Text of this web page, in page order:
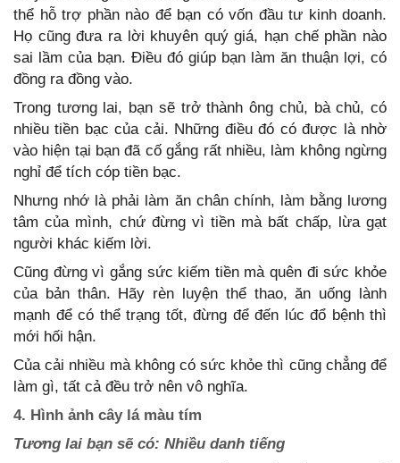
thể hỗ trợ phần nào để bạn có vốn đầu tư kinh doanh.
Họ cũng đưa ra lời khuyên quý giá, hạn chế phần nào
sai lầm của bạn. Điều đó giúp bạn làm ăn thuận lợi, có
đồng ra đồng vào.
Trong tương lai, bạn sẽ trở thành ông chủ, bà chủ, có
nhiều tiền bạc của cải. Những điều đó có được là nhờ
vào hiện tại bạn đã cố gắng rất nhiều, làm không ngừng
nghỉ để tích cóp tiền bạc.
Nhưng nhớ là phải làm ăn chân chính, làm bằng lương
tâm của mình, chứ đừng vì tiền mà bất chấp, lừa gạt
người khác kiếm lời.
Cũng đừng vì gắng sức kiếm tiền mà quên đi sức khỏe
của bản thân. Hãy rèn luyện thể thao, ăn uống lành
mạnh để có thể trạng tốt, đừng để đến lúc đổ bệnh thì
mới hối hận.
Của cải nhiều mà không có sức khỏe thì cũng chẳng để
làm gì, tất cả đều trở nên vô nghĩa.
4. Hình ảnh cây lá màu tím
Tương lai bạn sẽ có: Nhiều danh tiếng